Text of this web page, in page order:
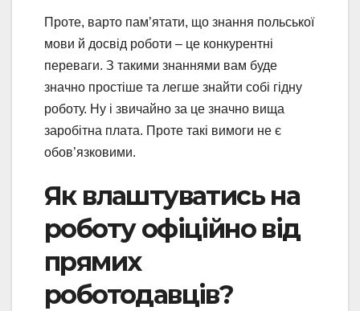
Проте, варто пам’ятати, що знання польської
мови й досвід роботи – це конкурентні
переваги. З такими знаннями вам буде
значно простіше та легше знайти собі гідну
роботу. Ну і звичайно за це значно вища
заробітна плата. Проте такі вимоги не є
обов’язковими.
Як влаштуватись на
роботу офіційно від
прямих
роботодавців?